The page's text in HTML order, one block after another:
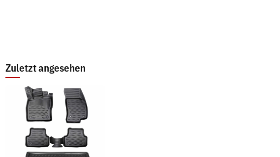
Zuletzt angesehen